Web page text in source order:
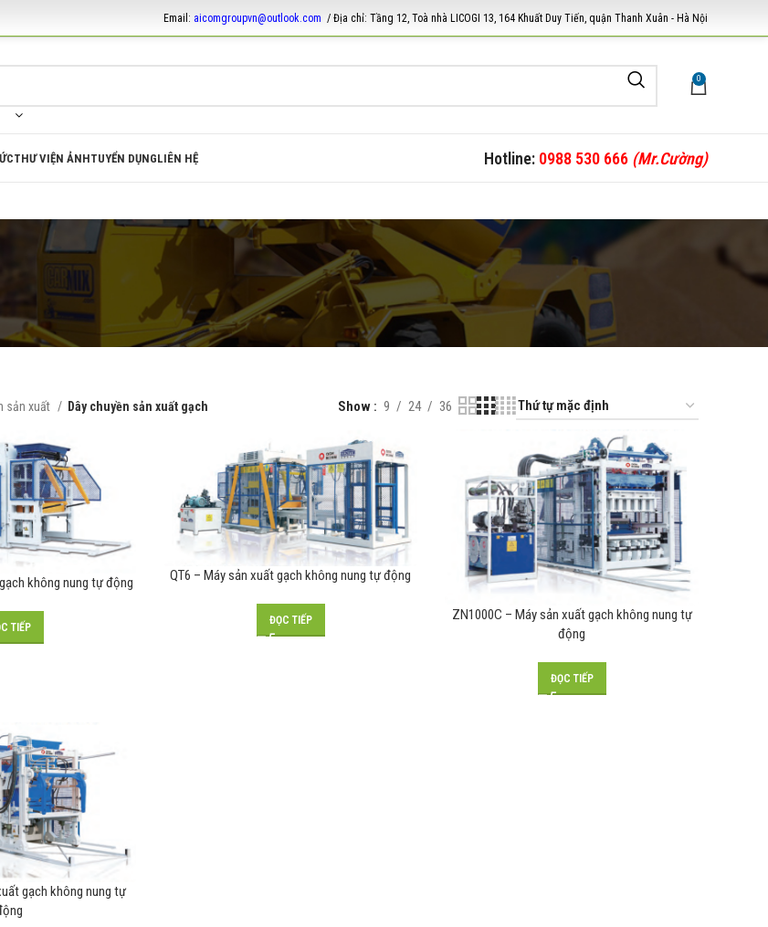
Email: aicomgroupvn@outlook.com / Địa chỉ: Tầng 12, Toà nhà LICOGI 13, 164 Khuất Duy Tiến, quận Thanh Xuân - Hà Nội
0
THƯ VIỆN ẢNHTUYỂN DỤNGLIÊN HỆ Hotline: 0988 530 666 (Mr.Cường)
sản xuất Dây chuyền sản xuất gạch Show 9 24 36
không nung tự động
TIẾP
QT6 – Máy sản xuất gạch không nung tự động
ĐỌC TIẾP
ZN1000C – Máy sản xuất gạch không nung tự
động
ĐỌC TIẾP
gạch không nung tự